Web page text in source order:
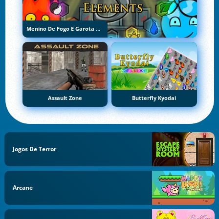
Menino De Fogo E Garota De Água 5: Elementos
Assault Zone Butterfly Kyodai
Jogos De Terror
Arcane